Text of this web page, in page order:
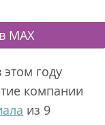
MAX
этом году
компании
из 9